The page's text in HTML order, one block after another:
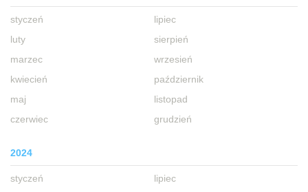
styczeń
luty
marzec
kwiecień
maj
czerwiec
lipiec
sierpień
wrzesień
październik
listopad
grudzień
2024
styczeń
lipiec